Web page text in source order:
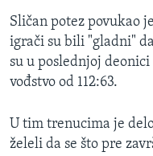
Sličan potez povukao
igrači su bili "gladni"
su u poslednjoj
vođstvo od 112:63.
U tim trenucima je
želeli da se što pre